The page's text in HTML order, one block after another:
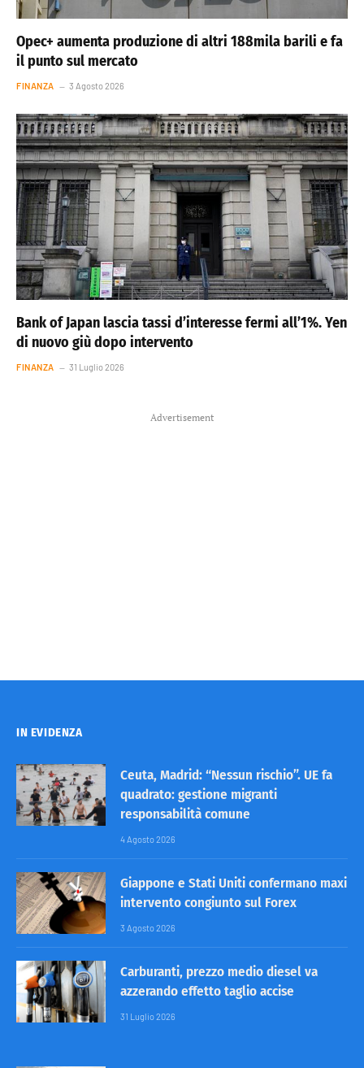
Opec+ aumenta produzione di altri 188mila barili e fa
il punto sul mercato
FINANZA 3 Agosto 2026
Bank of Japan lascia tassi d’interesse fermi all’1%. Yen
di nuovo giù dopo intervento
FINANZA 31 Luglio 2026
Advertisement
IN EVIDENZA
Ceuta, Madrid: “Nessun rischio”. UE fa
quadrato: gestione migranti
responsabilità comune
4 Agosto 2026
Giappone e Stati Uniti confermano maxi
intervento congiunto sul Forex
3 Agosto 2026
Carburanti, prezzo medio diesel va
azzerando effetto taglio accise
31 Luglio 2026